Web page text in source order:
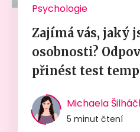
Psychologie
Zajímá vás, jaký
osobnosti?
přinést test
Michaela
5 minut čtení